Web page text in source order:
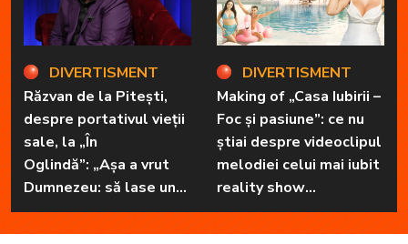
DIVERTISMENT
Răzvan de la Pitești,
despre portativul vieții
sale, la „În
Oglindă”: „Așa a vrut
Dumnezeu: să lase unul
în familie cu har, harul
de a cânta, să poată să
DIVERTISMENT
Making of „Casa Iubirii –
Foc și pasiune”: ce nu
știai despre videoclipul
melodiei celui mai iubit
reality show
matrimonial